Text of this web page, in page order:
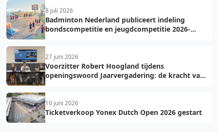
8 juli 2026
Badminton Nederland publiceert indeling
bondscompetitie en jeugdcompetitie 2026-
27 juni 2026
Voorzitter Robert Hoogland tijdens
openingswoord Jaarvergadering: de kracht van
10 juni 2026
Ticketverkoop Yonex Dutch Open 2026 gestart